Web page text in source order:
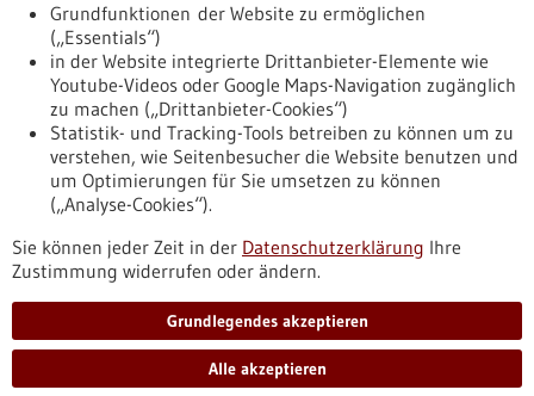
Nach oben
Informiert bleiben
Newsletter abonnieren
Grundfunktionen der Website zu ermöglichen
(„Essentials“)
in der Website integrierte Drittanbieter-Elemente wie
Youtube-Videos oder Google Maps-Navigation zugänglich
zu machen („Drittanbieter-Cookies“)
Statistik- und Tracking-Tools betreiben zu können um zu
verstehen, wie Seitenbesucher die Website benutzen und
um Optimierungen für Sie umsetzen zu können
(„Analyse-Cookies“).
Sie können jeder Zeit in der Datenschutzerklärung Ihre
Zustimmung widerrufen oder ändern.
Grundlegendes akzeptieren
Alle akzeptieren